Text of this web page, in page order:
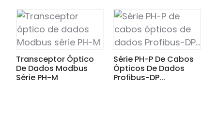
Transceptor Óptico
De Dados Modbus
Série PH-M
Série PH-P De Cabos
Ópticos De Dados
Profibus-DP...